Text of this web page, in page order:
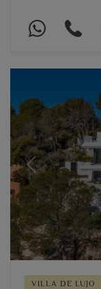
Previous
VILLA DE LUJO